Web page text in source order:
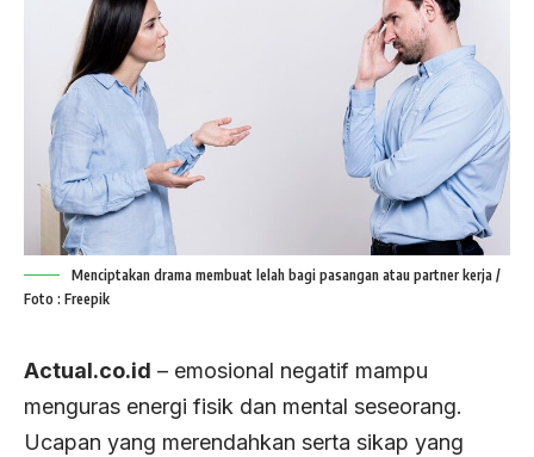
Menciptakan drama membuat lelah bagi pasangan atau partner kerja /
Foto : Freepik
Actual.co.id – emosional negatif mampu
menguras energi fisik dan mental seseorang.
Ucapan yang merendahkan serta sikap yang